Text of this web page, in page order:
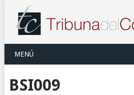
MENÚ
BSI009